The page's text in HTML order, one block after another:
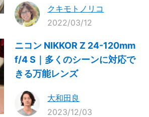
クキモトノリコ
2022/03/12
ニコン NIKKOR Z 24-120mm
f/4 S｜多くのシーンに対応で
きる万能レンズ
大和田良
2023/12/03